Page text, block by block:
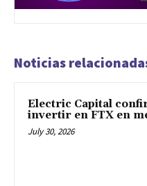
Noticias
Electric Capital
invertir en FTX en
July 30, 2026